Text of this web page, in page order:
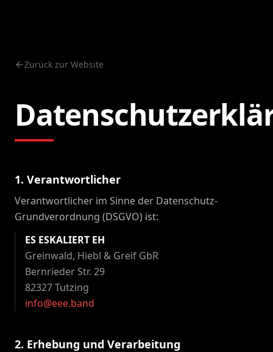
Zurück zur Website
1. Verantwortlicher
Verantwortlicher im Sinne der Datenschutz-
Grundverordnung (DSGVO) ist:
ES ESKALIERT EH
Greinwald, Hiebl & Greif GbR
Bernrieder Str. 29
82327 Tutzing
info@eee.band
2. Erhebung und Verarbeitung